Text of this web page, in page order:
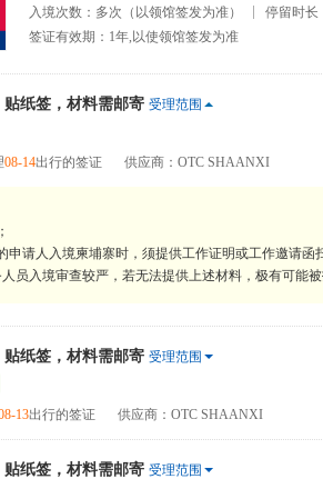
入境次数：多次（以领馆签发为准）
停留时长
签证有效期：1年,以使领馆签发为准
纸签，材料需邮寄 受理范围
08-14出行的签证 供应商：OTC SHAANXI
申请人入境柬埔寨时，须提供工作证明或工作邀请
员入境审查较严，若无法提供上述材料，极有可能
纸签，材料需邮寄 受理范围
13出行的签证 供应商：OTC SHAANXI
纸签，材料需邮寄 受理范围